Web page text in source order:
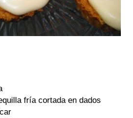
fría cortada en dados